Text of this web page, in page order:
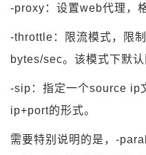
-proxy：设置web代理，
-throttle：限流模式，限
bytes/sec。该模式下默
-sip：指定一个source ip
ip+port的形式。
需要特别说明的是，-